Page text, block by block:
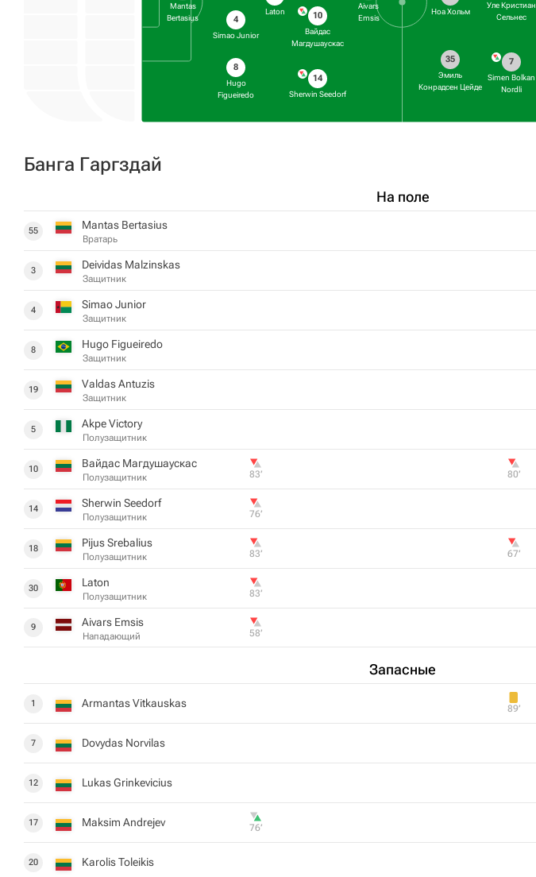
Mantas
Bertasius
4
Simao Junior
8
Hugo
Figueiredo
Laton 10
Вайдас
Магдушаускас
14
Sherwin Seedorf
Aivars
Emsis
Уле Кристиан
Сельнес
7
Simen Bolkan
Nordli
Ноа Хольм
35
Эмиль
Конрадсен Цейде
Банга Гаргздай
На поле
55 Mantas Bertasius
Вратарь
3 Deividas Malzinskas
Защитник
4 Simao Junior
Защитник
8 Hugo Figueiredo
Защитник
19 Valdas Antuzis
Защитник
5 Akpe Victory
Полузащитник
10 Вайдас Магдушаускас
Полузащитник 83‎’‎
14 Sherwin Seedorf
Полузащитник 76‎’‎
18 Pijus Srebalius
Полузащитник 83‎’‎
30 Laton
Полузащитник 83‎’‎
9 Aivars Emsis
Нападающий 58‎’‎
Запасные
1 Armantas Vitkauskas
7 Dovydas Norvilas
12 Lukas Grinkevicius
17 Maksim Andrejev 76‎’‎
20 Karolis Toleikis
80‎’‎
67‎’‎
89‎’‎